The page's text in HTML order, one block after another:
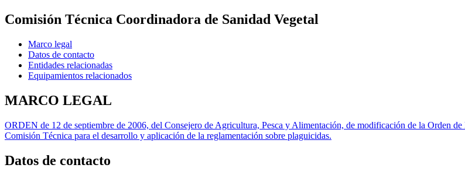
Comisión Técnica Coordinadora de Sanidad Vegetal
Marco legal
Datos de contacto
Entidades relacionadas
Equipamientos relacionados
MARCO LEGAL
ORDEN de 12 de septiembre de 2006, del Consejero de Agricultura, Pesca y Alimentación, de modificación de la Orden
Comisión Técnica para el desarrollo y aplicación de la reglamentación sobre plaguicidas.
Datos de contacto